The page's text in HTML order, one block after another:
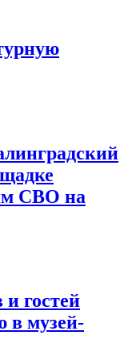
СВО на
гостей
в музей-